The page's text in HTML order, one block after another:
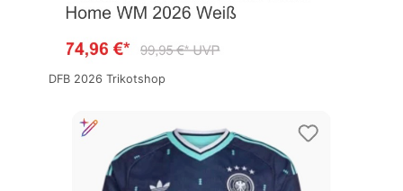
DFB 2026 Trikotshop